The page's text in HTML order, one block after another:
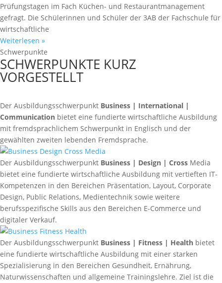
Prüfungstagen im Fach Küchen- und Restaurantmanagement
gefragt. Die Schülerinnen und Schüler der 3AB der Fachschule für
wirtschaftliche
Weiterlesen »
Schwerpunkte
SCHWERPUNKTE KURZ
VORGESTELLT
Der Ausbildungsschwerpunkt Business | International |
Communication bietet eine fundierte wirtschaftliche Ausbildung
mit fremdsprachlichem Schwerpunkt in Englisch und der
gewählten zweiten lebenden Fremdsprache.
Der Ausbildungsschwerpunkt Business | Design | Cross Media
bietet eine fundierte wirtschaftliche Ausbildung mit vertieften IT-
Kompetenzen in den Bereichen Präsentation, Layout, Corporate
Design, Public Rela­tions, Medientechnik sowie weitere
berufsspezifische Skills aus den Bereichen E-Commerce und
digita­ler Verkauf.
Der Ausbildungsschwerpunkt Business | Fitness | Health bietet
eine fundierte wirtschaftliche Ausbildung mit einer starken
Spezialisierung in den Bereichen Gesundheit, Ernährung,
Naturwissenschaften und allgemeine Trainingslehre. Ziel ist die